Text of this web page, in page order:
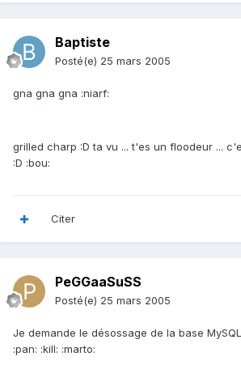
Baptiste
Posté(e) 25 mars 2005
gna gna gna :niarf:
grilled charp :D ta vu ... t'es un floodeur ...
:D :bou:
Citer
PeGGaaSuSS
Posté(e) 25 mars 2005
Je demande le désossage de la base
:pan: :kill: :marto: